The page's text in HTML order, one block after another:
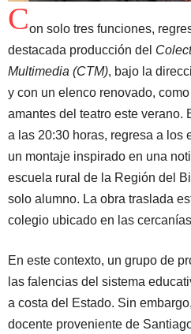
Con solo tres funciones,
destacada producción del
Multimedia (CTM), bajo la
y con un elenco renovado,
amantes del teatro este verano.
a las 20:30 horas, regresa a los
un montaje inspirado en una
escuela rural de la Región del
solo alumno. La obra traslada
colegio ubicado en las
En este contexto, un grupo de
las falencias del sistema
a costa del Estado. Sin
docente proveniente de